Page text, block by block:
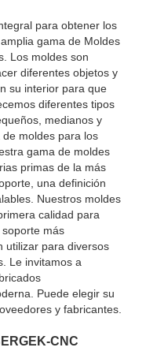
para obtener los
gama de Moldes
Los moldes son
diferentes objetos y
su interior para que
diferentes tipos
medianos y
moldes para los
gama de moldes
primas de la más
una definición
Nuestros moldes
calidad para
más
utilizar para diversos
Le invitamos a
Puede elegir su
y fabricantes.
CNC